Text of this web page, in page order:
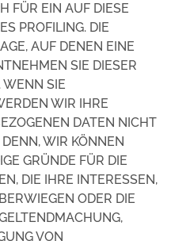
FÜR EIN AUF DIESE
PROFILING. DIE
AUF DENEN EINE
SIE DIESER
WENN SIE
WIR IHRE
DATEN NICHT
WIR KÖNNEN
GRÜNDE FÜR DIE
DIE IHRE INTERESSEN,
ODER DIE
VON